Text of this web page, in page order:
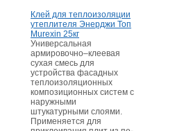
Клей для теплоизоляции
утеплителя Энерджи Топ
Murexin 25кг
Универсальная
армировочно–клеевая
сухая смесь для
устройства фасадных
теплоизоляционных
композиционных систем с
наружными
штукатурными слоями.
Применяется для